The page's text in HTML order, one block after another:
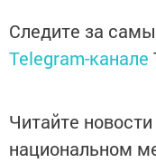
Следите за
Telegram-канале
Читайте
национальном